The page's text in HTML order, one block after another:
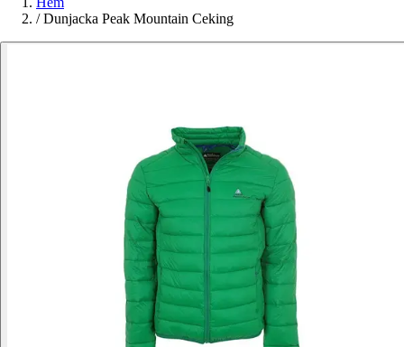
/ Dunjacka Peak Mountain Ceking